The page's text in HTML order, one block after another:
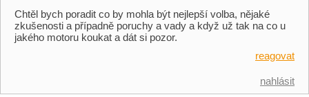
Chtěl bych poradit co by mohla být nejlepší volba, nějaké
zkušenosti a případně poruchy a vady a když už tak na co u
jakého motoru koukat a dát si pozor.
reagovat
nahlásit